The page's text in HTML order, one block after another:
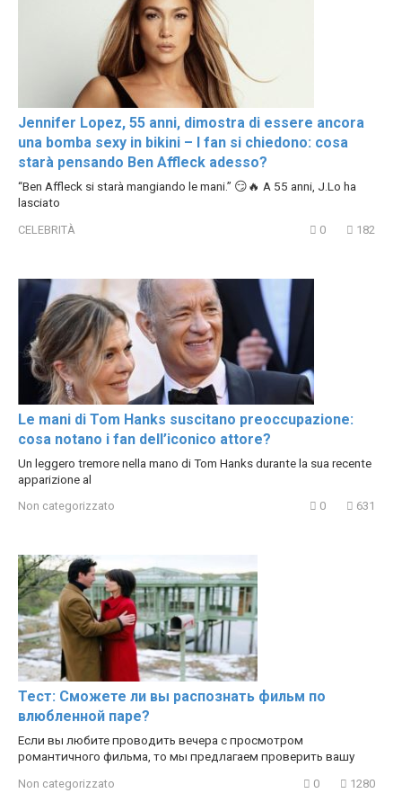
Jennifer Lopez, 55 anni, dimostra di essere ancora
una bomba sexy in bikini – I fan si chiedono: cosa
starà pensando Ben Affleck adesso?
“Ben Affleck si starà mangiando le mani.” 😏🔥 A 55 anni, J.Lo ha
lasciato
CELEBRITÀ 0 182
Le mani di Tom Hanks suscitano preoccupazione:
cosa notano i fan dell’iconico attore?
Un leggero tremore nella mano di Tom Hanks durante la sua recente
apparizione al
Non categorizzato 0 631
Тест: Сможете ли вы распознать фильм по
влюбленной паре?
Если вы любите проводить вечера с просмотром
романтичного фильма, то мы предлагаем проверить вашу
Non categorizzato 0 1280